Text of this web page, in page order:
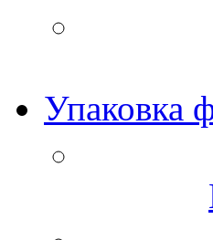
Упаковка